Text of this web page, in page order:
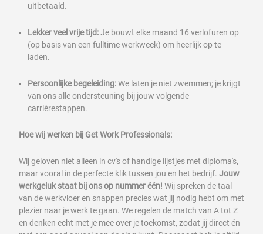
uitbetaald.
Lekker veel vrije tijd:Je bouwt elke maand 16 verlofuren op
(op basis van een fulltime werkweek) om heerlijk op te
laden.
Persoonlijke begeleiding:We laten je niet zwemmen; je krijgt
van ons alle ondersteuning bij jouw volgende
carrièrestappen.
Hoe wij werken bij Get Work Professionals:
Wij geloven niet alleen in cv's of handige lijstjes met diploma's,
maar vooral in de perfecte klik tussen jou en het bedrijf. Jouw
werkgeluk staat bij ons op nummer één! Wij spreken de taal
van de werkvloer en snappen precies wat jij nodig hebt om met
plezier naar je werk te gaan. We regelen de match van A tot Z
en denken echt met je mee over je toekomst, zodat jij direct én